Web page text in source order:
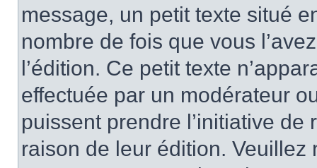
message, un petit texte situé
nombre de fois que vous
l’édition. Ce petit texte
effectuée par un modérateur
puissent prendre l’initiative
raison de leur édition.